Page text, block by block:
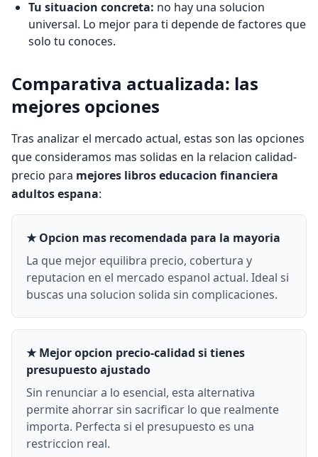
Tu situacion concreta: no hay una solucion
universal. Lo mejor para ti depende de factores que
solo tu conoces.
Comparativa actualizada: las
mejores opciones
Tras analizar el mercado actual, estas son las opciones
que consideramos mas solidas en la relacion calidad-
precio para mejores libros educacion financiera
adultos espana:
★ Opcion mas recomendada para la mayoria
La que mejor equilibra precio, cobertura y
reputacion en el mercado espanol actual. Ideal si
buscas una solucion solida sin complicaciones.
★ Mejor opcion precio-calidad si tienes
presupuesto ajustado
Sin renunciar a lo esencial, esta alternativa
permite ahorrar sin sacrificar lo que realmente
importa. Perfecta si el presupuesto es una
restriccion real.